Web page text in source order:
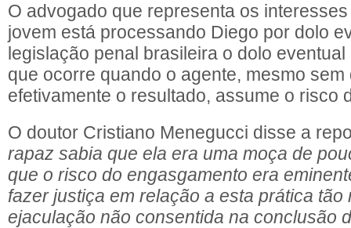
O advogado que representa os
jovem está processando Diego por dolo
legislação penal brasileira o dolo
que ocorre quando o agente, mesmo sem
efetivamente o resultado, assume o risco
O doutor Cristiano Menegucci disse a
rapaz sabia que ela era uma moça de
que o risco do engasgamento era
fazer justiça em relação a esta prática tão
ejaculação não consentida na conclusão